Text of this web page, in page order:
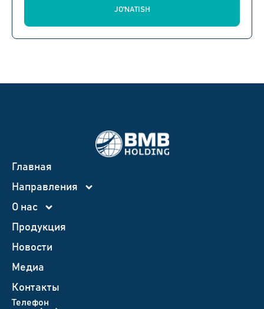
JO'NATISH
Главная
Направления
О нас
Продукция
Новости
Медиа
Контакты
Телефон